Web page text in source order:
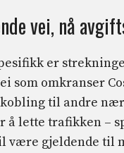
vei, nå
er
som omkranser
til andre
å lette trafikken –
være gjeldende til